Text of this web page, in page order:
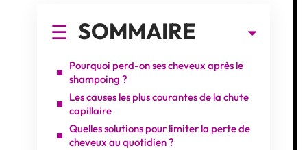
SOMMAIRE
Pourquoi perd-on ses cheveux après le
shampoing ?
Les causes les plus courantes de la chute
capillaire
Quelles solutions pour limiter la perte de
cheveux au quotidien ?